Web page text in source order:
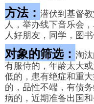
方法： 潜伏到基督
人，举办线下音乐会
人好朋友，同学，图
对象的筛选： 淘
有服侍的，年龄太大
低的，患有绝症和重
的，品性不端，有债
病的，近期准备出国和